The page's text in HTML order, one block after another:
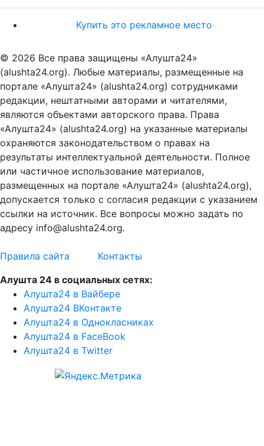
Купить это рекламное место
© 2026 Все права защищены «Алушта24»
(alushta24.org). Любые материалы, размещенные на
портале «Алушта24» (alushta24.org) сотрудниками
редакции, нештатными авторами и читателями,
являются объектами авторского права. Права
«Алушта24» (alushta24.org) на указанные материалы
охраняются законодательством о правах на
результаты интеллектуальной деятельности. Полное
или частичное использование материалов,
размещенных на портале «Алушта24» (alushta24.org),
допускается только с согласия редакции с указанием
ссылки на источник. Все вопросы можно задать по
адресу info@alushta24.org.
Правила сайта
Контакты
Алушта 24 в социальных сетях:
Алушта24 в Вайбере
Алушта24 ВКонтакте
Алушта24 в Однокласниках
Алушта24 в FaceBook
Алушта24 в Twitter